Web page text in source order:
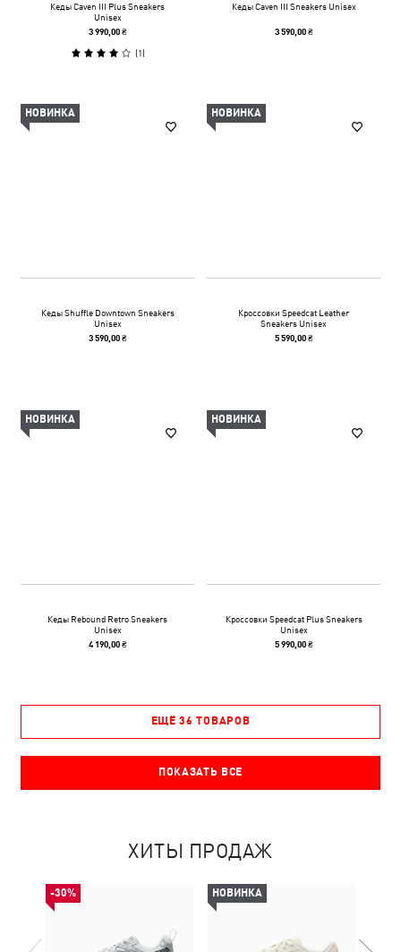
Кеды Caven III Plus Sneakers
Unisex
3 990,00 ₴
(1)
Кеды Caven III Sneakers Unisex
3 590,00 ₴
НОВИНКА
Кеды Shuffle Downtown Sneakers
Unisex
3 590,00 ₴
НОВИНКА
Кроссовки Speedcat Leather
Sneakers Unisex
5 590,00 ₴
НОВИНКА
Кеды Rebound Retro Sneakers
Unisex
4 190,00 ₴
НОВИНКА
Кроссовки Speedcat Plus Sneakers
Unisex
5 990,00 ₴
ЕЩЁ 36 ТОВАРОВ
ПОКАЗАТЬ ВСЕ
ХИТЫ ПРОДАЖ
-30% НОВИНКА